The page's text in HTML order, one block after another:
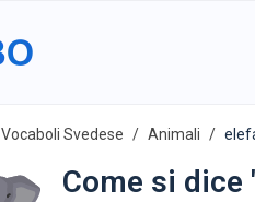
Vocaboli Svedese Animali
Come si dice